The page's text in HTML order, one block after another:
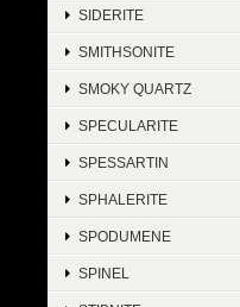
SIDERITE
SMITHSONITE
SMOKY QUARTZ
SPECULARITE
SPESSARTIN
SPHALERITE
SPODUMENE
SPINEL